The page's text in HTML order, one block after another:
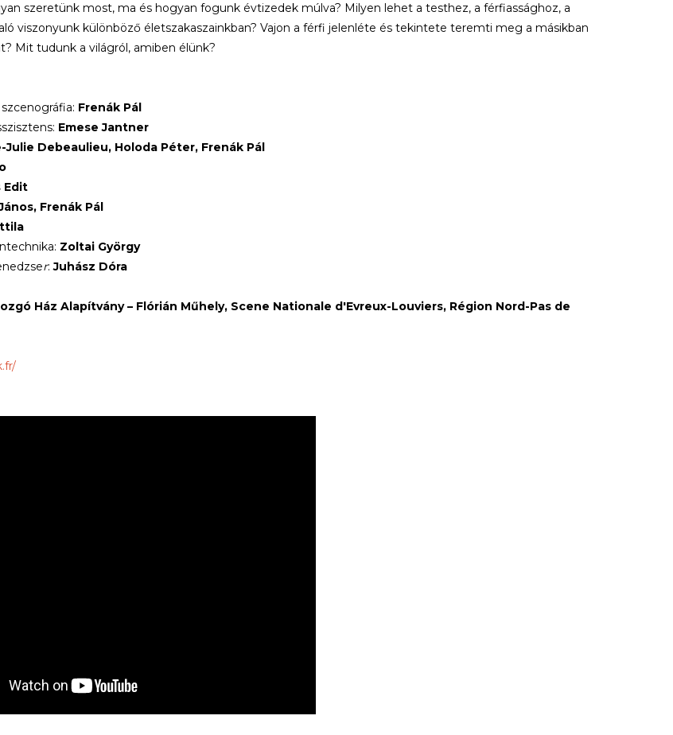
szeretünk most, ma és hogyan fogunk évtizedek múlva? Milyen lehet a testhez, a férfiassághoz, a
viszonyunk különböző életszakaszainkban? Vajon a férfi jelenléte és tekintete teremti meg a másikban
Mit tudunk a világról, amiben élünk?
Frenák Pál
Emese Jantner
Julie Debeaulieu, Holoda Péter, Frenák Pál
Edit
Frenák Pál
Zoltai György
r:Juhász Dóra
Ház Alapítvány – Flórián Műhely, Scene Nationale d'Evreux-Louviers, Région Nord-Pas de